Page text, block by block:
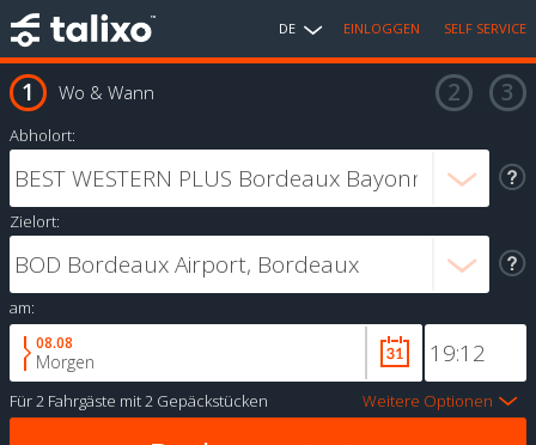
DE EINLOGGEN SELF SERVICE
Wo & Wann
Abholort:
Zielort:
am:
08.08
Morgen
Für2 Fahrgäste mit2 Gepäckstücken Weitere Optionen